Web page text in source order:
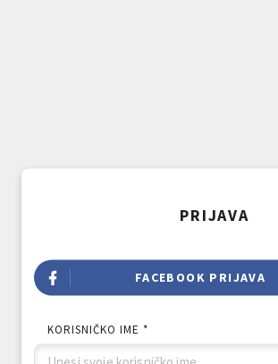
PRIJAVA
FACEBOOK PRIJAVA
KORISNIČKO IME *